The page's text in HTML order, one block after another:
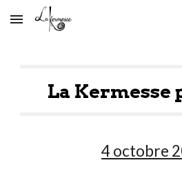
Skip to main content
La Kermesse
4 octobre